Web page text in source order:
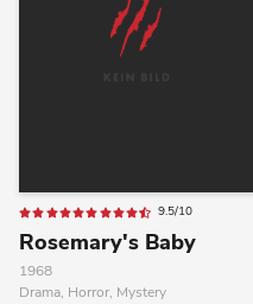
9.5/10
Rosemary's Baby
1968
Drama, Horror, Mystery